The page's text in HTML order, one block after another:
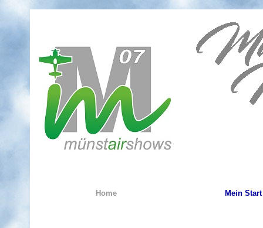
Home Mein Start